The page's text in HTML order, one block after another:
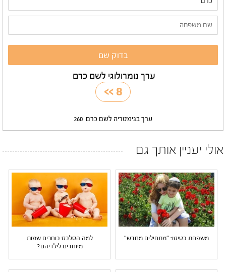
ערך נומרולוגי לשם כרם
8
>>
ערך בגימטריה לשם כרם 260
אולי יעניין אותך גם
משפחת בטיטו: "מתחילים מחדש"
למה הסלבס בוחרים שמות
מיוחדים לילדיהם?